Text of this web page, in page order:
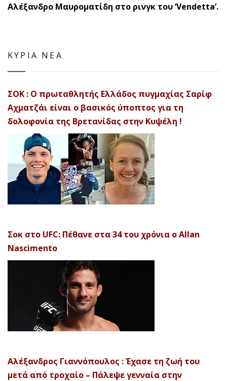
Αλέξανδρο Μαυροματίδη στο ρινγκ του ‘Vendetta’.
ΚΥΡΙΑ ΝΕΑ
ΣΟΚ : Ο πρωταθλητής Ελλάδος πυγμαχίας Σαρίφ
Αχματζάι είναι ο βασικός ύποπτος για τη
δολοφονία της Βρετανίδας στην Κυψέλη !
Σοκ στο UFC: Πέθανε στα 34 του χρόνια ο Allan
Nascimento
Αλέξανδρος Γιαννόπουλος : Έχασε τη ζωή του
μετά από τροχαίο – Πάλεψε γενναία στην